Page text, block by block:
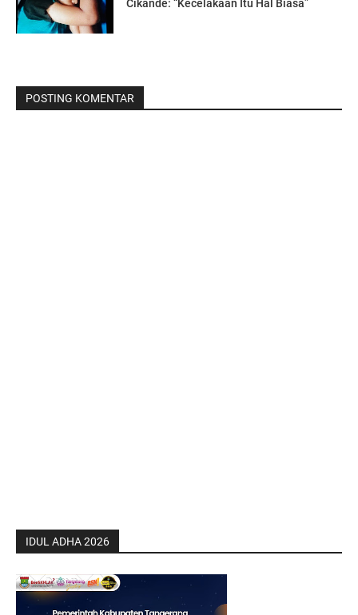
Cikande: “Kecelakaan Itu Hal Biasa”
POSTING KOMENTAR
IDUL ADHA 2026